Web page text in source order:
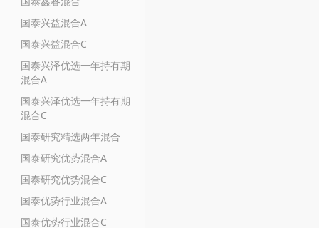
国泰兴益混合A
国泰兴益混合C
国泰兴泽优选一年持有期
混合A
国泰兴泽优选一年持有期
混合C
国泰研究精选两年混合
国泰研究优势混合A
国泰研究优势混合C
国泰优势行业混合A
国泰优势行业混合C